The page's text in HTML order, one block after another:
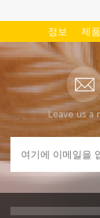
더보기
정보 제품
Leave us a